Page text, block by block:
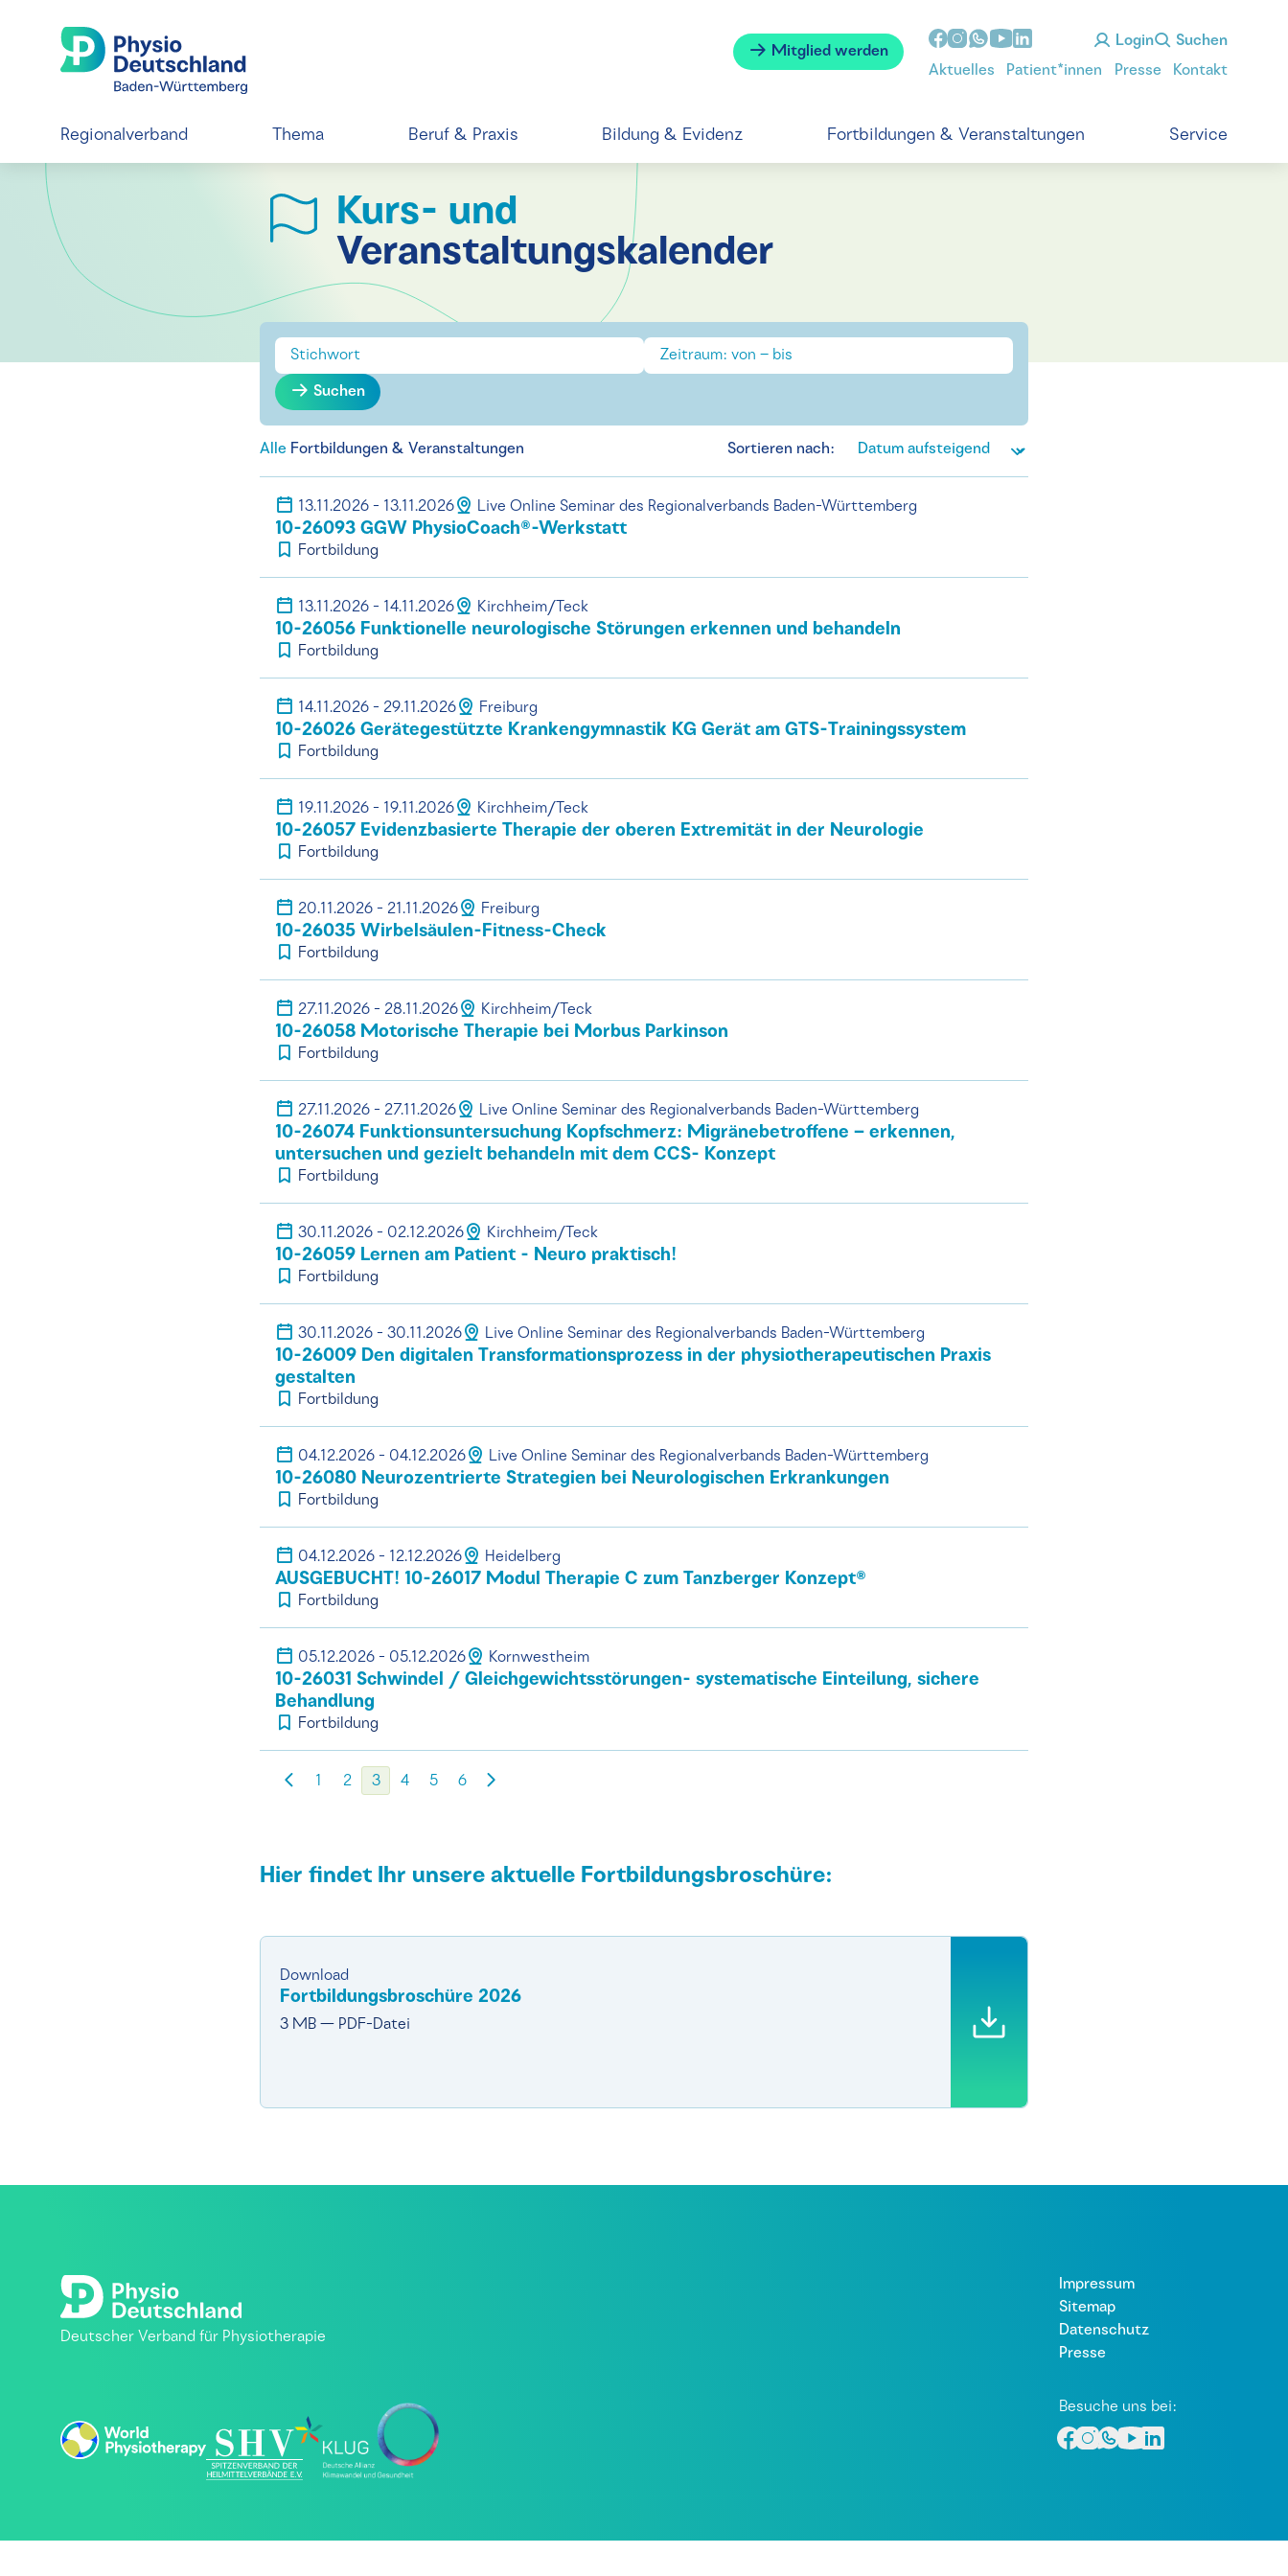
Mitglied werden
Login Suchen
Aktuelles Patient*innen Presse Kontakt
Regionalverband Thema Beruf & Praxis Bildung & Evidenz Fortbildungen & Veranstaltungen Service
Kurs- und
Veranstaltungskalender
Suchen
Alle Fortbildungen & Veranstaltungen Sortieren nach:
13.11.2026 - 13.11.2026 Live Online Seminar des Regionalverbands Baden-Württemberg
10-26093 GGW PhysioCoach®-Werkstatt
Fortbildung
13.11.2026 - 14.11.2026 Kirchheim/Teck
10-26056 Funktionelle neurologische Störungen erkennen und behandeln
Fortbildung
14.11.2026 - 29.11.2026 Freiburg
10-26026 Gerätegestützte Krankengymnastik KG Gerät am GTS-Trainingssystem
Fortbildung
19.11.2026 - 19.11.2026 Kirchheim/Teck
10-26057 Evidenzbasierte Therapie der oberen Extremität in der Neurologie
Fortbildung
20.11.2026 - 21.11.2026 Freiburg
10-26035 Wirbelsäulen-Fitness-Check
Fortbildung
27.11.2026 - 28.11.2026 Kirchheim/Teck
10-26058 Motorische Therapie bei Morbus Parkinson
Fortbildung
27.11.2026 - 27.11.2026 Live Online Seminar des Regionalverbands Baden-Württemberg
10-26074 Funktionsuntersuchung Kopfschmerz: Migränebetroffene – erkennen,
untersuchen und gezielt behandeln mit dem CCS- Konzept
Fortbildung
30.11.2026 - 02.12.2026 Kirchheim/Teck
10-26059 Lernen am Patient - Neuro praktisch!
Fortbildung
30.11.2026 - 30.11.2026 Live Online Seminar des Regionalverbands Baden-Württemberg
10-26009 Den digitalen Transformationsprozess in der physiotherapeutischen Praxis
gestalten
Fortbildung
04.12.2026 - 04.12.2026 Live Online Seminar des Regionalverbands Baden-Württemberg
10-26080 Neurozentrierte Strategien bei Neurologischen Erkrankungen
Fortbildung
04.12.2026 - 12.12.2026 Heidelberg
AUSGEBUCHT! 10-26017 Modul Therapie C zum Tanzberger Konzept®
Fortbildung
05.12.2026 - 05.12.2026 Kornwestheim
10-26031 Schwindel / Gleichgewichtsstörungen- systematische Einteilung, sichere
Behandlung
Fortbildung
1 2 3 4 5 6
Hier findet Ihr unsere aktuelle Fortbildungsbroschüre:
Download
Fortbildungsbroschüre 2026
3 MB — PDF-Datei
Deutscher Verband für Physiotherapie
Impressum
Sitemap
Datenschutz
Presse
Besuche uns bei: